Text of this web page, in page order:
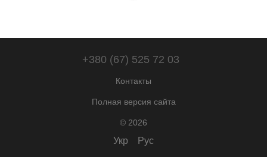
+380 (67) 525 72 03
Контакты
Полная версия сайта
© 2026
Укр Рус